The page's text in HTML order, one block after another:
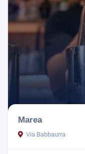
Marea
Via Babbaurra